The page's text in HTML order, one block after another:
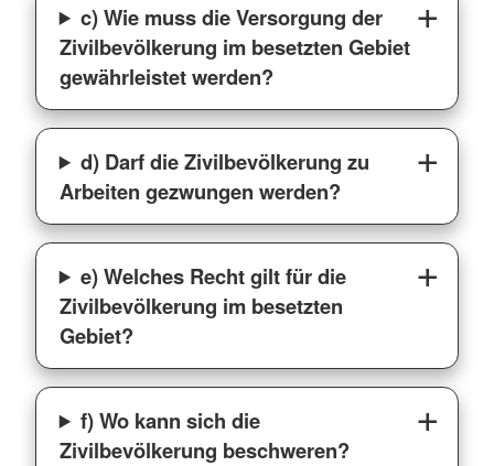
c) Wie muss die Versorgung der
Zivilbevölkerung im besetzten Gebiet
gewährleistet werden?
d) Darf die Zivilbevölkerung zu
Arbeiten gezwungen werden?
e) Welches Recht gilt für die
Zivilbevölkerung im besetzten
Gebiet?
f) Wo kann sich die
Zivilbevölkerung beschweren?